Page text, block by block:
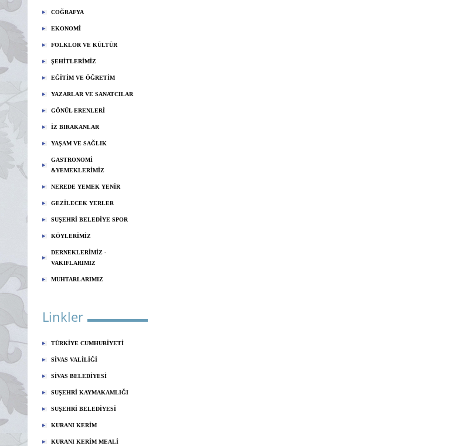
COĞRAFYA
EKONOMİ
FOLKLOR VE KÜLTÜR
ŞEHİTLERİMİZ
EĞİTİM VE ÖĞRETİM
YAZARLAR VE SANATCILAR
GÖNÜL ERENLERİ
İZ BIRAKANLAR
YAŞAM VE SAĞLIK
GASTRONOMİ
&YEMEKLERİMİZ
NEREDE YEMEK YENİR
GEZİLECEK YERLER
SUŞEHRİ BELEDİYE SPOR
KÖYLERİMİZ
DERNEKLERİMİZ -
VAKIFLARIMIZ
MUHTARLARIMIZ
Linkler
TÜRKİYE CUMHURİYETİ
SİVAS VALİLİĞİ
SİVAS BELEDİYESİ
SUŞEHRİ KAYMAKAMLIĞI
SUŞEHRİ BELEDİYESİ
KURANI KERİM
KURANI KERİM MEALİ